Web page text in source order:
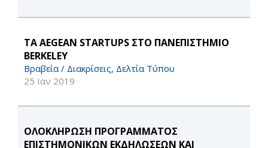
ΤΑ AEGEAN STARTUPS ΣΤΟ ΠΑΝΕΠΙΣΤΗΜΙΟ
BERKELEY
Βραβεία / Διακρίσεις, Δελτία Τύπου
25 Ιαν 2019
ΟΛΟΚΛΗΡΩΣΗ ΠΡΟΓΡΑΜΜΑΤΟΣ
ΕΠΙΣΤΗΜΟΝΙΚΩΝ ΕΚΔΗΛΩΣΕΩΝ ΚΑΙ